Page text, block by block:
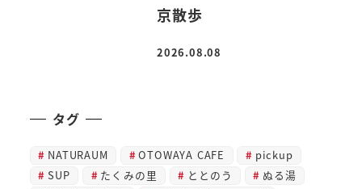
京散歩
投稿日
2026.08.08
タグ
NATURAUM OTOWAYA CAFE
pickup
SUP
たくみの里 ととのう
ぬる湯